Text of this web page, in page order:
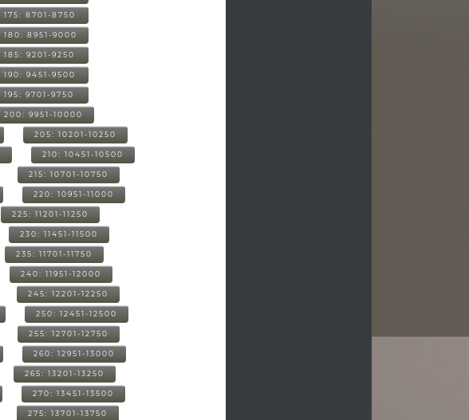
175: 8701-8750
180: 8951-9000
185: 9201-9250
190: 9451-9500
195: 9701-9750
200: 9951-10000
205: 10201-10250
210: 10451-10500
215: 10701-10750
220: 10951-11000
225: 11201-11250
230: 11451-11500
235: 11701-11750
240: 11951-12000
245: 12201-12250
250: 12451-12500
255: 12701-12750
260: 12951-13000
265: 13201-13250
270: 13451-13500
275: 13701-13750